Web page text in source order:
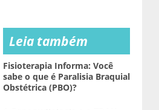
Leia também
Fisioterapia Informa: Você
sabe o que é Paralisia Braquial
Obstétrica (PBO)?